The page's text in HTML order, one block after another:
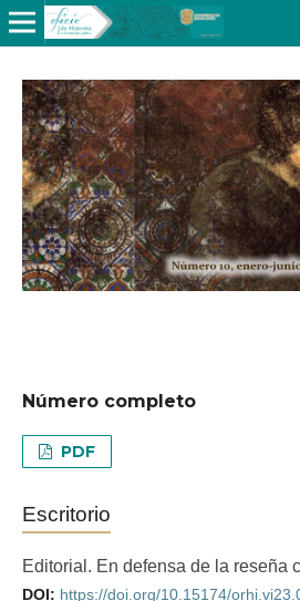
Número completo
PDF
Escritorio
Editorial. En defensa de la reseña
DOI: https://doi.org/10.15174/